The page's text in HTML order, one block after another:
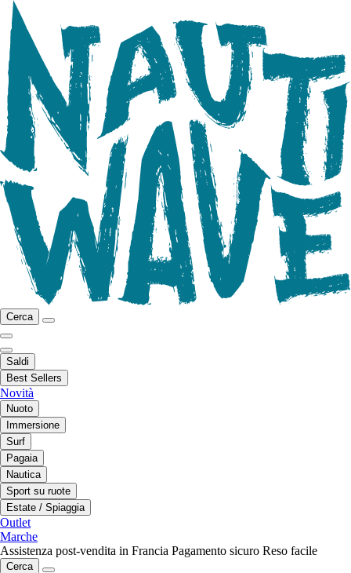
Cerca
Saldi
Best Sellers
Novità
Nuoto
Immersione
Surf
Pagaia
Nautica
Sport su ruote
Estate / Spiaggia
Outlet
Marche
Assistenza post-vendita in Francia Pagamento sicuro Reso facile
Cerca